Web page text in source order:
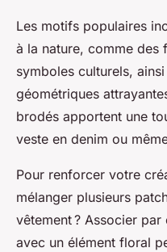
Les motifs populaires
à la nature, comme des
symboles culturels,
géométriques
brodés apportent une
veste en denim ou
Pour renforcer votre
mélanger plusieurs
vêtement ? Associer
avec un élément floral